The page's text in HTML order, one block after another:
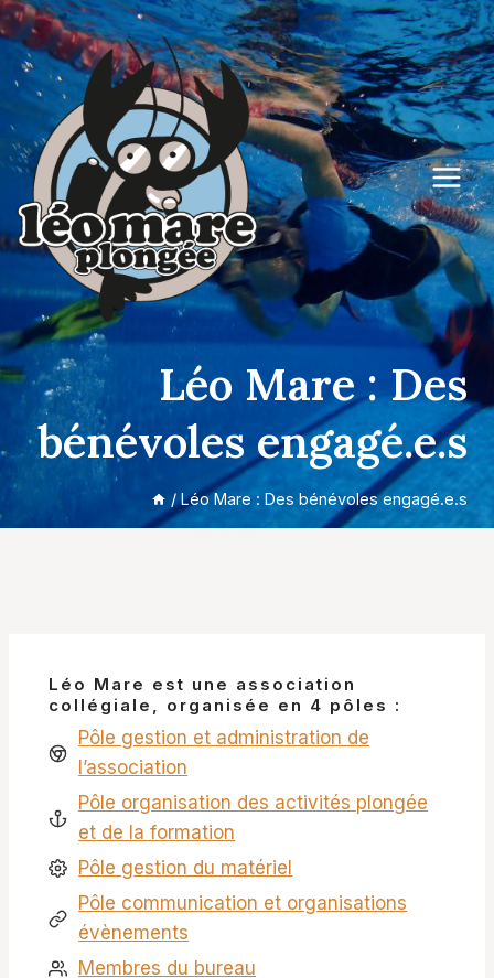
Aller
au
contenu
Léo Mare : Des
bénévoles engagé.e.s
/ Léo Mare : Des bénévoles engagé.e.s
Léo Mare est une association
collégiale, organisée en 4 pôles :
Pôle gestion et administration de
l’association
Pôle organisation des activités plongée
et de la formation
Pôle gestion du matériel
Pôle communication et organisations
évènements
Membres du bureau